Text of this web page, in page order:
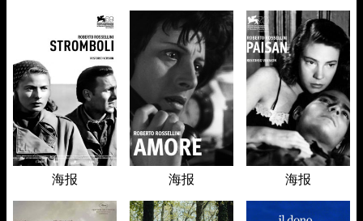
海报 海报 海报